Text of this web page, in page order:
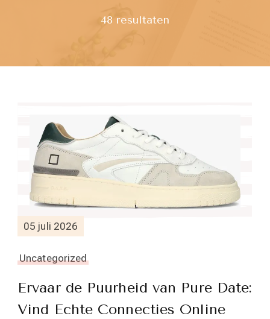
48 resultaten
05 juli 2026
Uncategorized
Ervaar de Puurheid van Pure Date:
Vind Echte Connecties Online